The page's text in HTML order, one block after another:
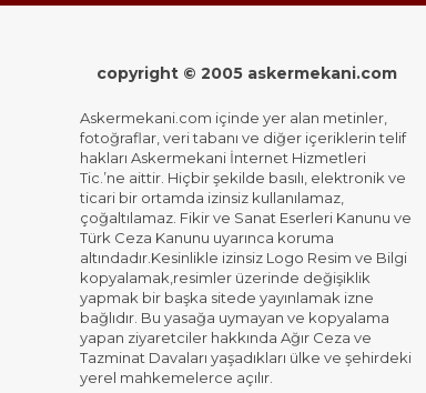
copyright © 2005 askermekani.com
Askermekani.com içinde yer alan metinler,
fotoğraflar, veri tabanı ve diğer içeriklerin telif
hakları Askermekani İnternet Hizmetleri
Tic.’ne aittir. Hiçbir şekilde basılı, elektronik ve
ticari bir ortamda izinsiz kullanılamaz,
çoğaltılamaz. Fikir ve Sanat Eserleri Kanunu ve
Türk Ceza Kanunu uyarınca koruma
altındadır.Kesinlikle izinsiz Logo Resim ve Bilgi
kopyalamak,resimler üzerinde değişiklik
yapmak bir başka sitede yayınlamak izne
bağlıdır. Bu yasağa uymayan ve kopyalama
yapan ziyaretciler hakkında Ağır Ceza ve
Tazminat Davaları yaşadıkları ülke ve şehirdeki
yerel mahkemelerce açılır.